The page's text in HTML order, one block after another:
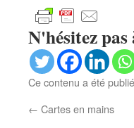
N'hésitez
Ce contenu a été
← Cartes en mains